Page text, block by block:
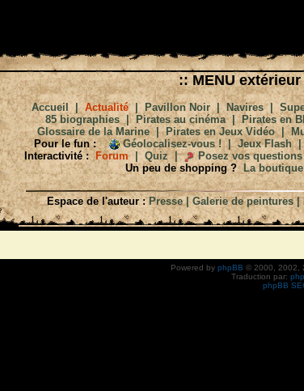
:: MENU
Accueil |Actualité|Pavillon Noir|Navires|
85 biographies| Pirates au cinéma|Pirates en
Glossaire de la Marine|Pirates en Jeux Vidéo|
Pour le fun :
Géolocalisez-vous !|Jeux Flash
Interactivité : Forum| Quiz| Posez vos questions
Un peu de shopping ?
La
Espace de l'auteur : Presse|Galerie de peintures|
Powered by phpBB © 2000, 2002,
Traduction par:
phpBB